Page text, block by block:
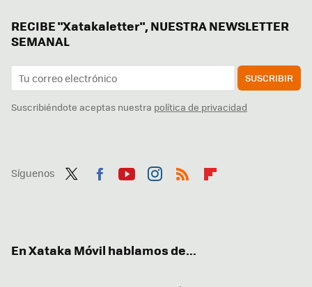
RECIBE "Xatakaletter", NUESTRA NEWSLETTER
SEMANAL
SUSCRIBIR
Suscribiéndote aceptas nuestra política de privacidad
Síguenos
En Xataka Móvil hablamos de...